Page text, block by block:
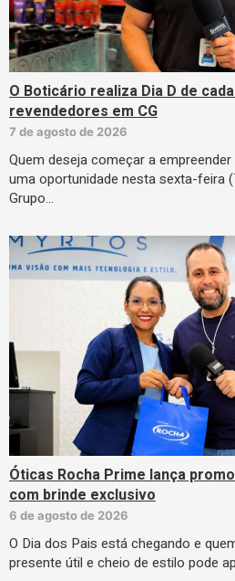
O Boticário realiza Dia D de
revendedores em CG
7 de agosto de 2026
Quem deseja começar a
uma oportunidade nesta sexta-feira
Grupo…
Óticas Rocha Prime lança
com brinde exclusivo
6 de agosto de 2026
O Dia dos Pais está chegando e
presente útil e cheio de estilo pode